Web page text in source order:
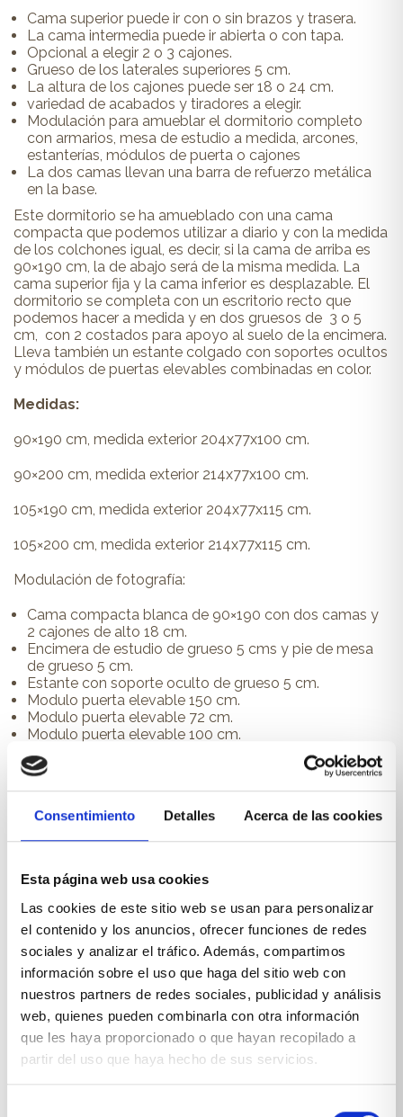
Consentimiento Detalles Acerca de las cookies
Esta página web usa cookies
Las cookies de este sitio web se usan para personalizar
el contenido y los anuncios, ofrecer funciones de redes
sociales y analizar el tráfico. Además, compartimos
información sobre el uso que haga del sitio web con
nuestros partners de redes sociales, publicidad y análisis
web, quienes pueden combinarla con otra información
que les haya proporcionado o que hayan recopilado a
partir del uso que haya hecho de sus servicios.
Cama superior puede ir con o sin brazos y trasera.
La cama intermedia puede ir abierta o con tapa.
Opcional a elegir 2 o 3 cajones.
Grueso de los laterales superiores 5 cm.
La altura de los cajones puede ser 18 o 24 cm.
variedad de acabados y tiradores a elegir.
Modulación para amueblar el dormitorio completo
con armarios, mesa de estudio a medida, arcones,
estanterías, módulos de puerta o cajones
La dos camas llevan una barra de refuerzo metálica
en la base.
Este dormitorio se ha amueblado con una cama
compacta que podemos utilizar a diario y con la medida
de los colchones igual, es decir, si la cama de arriba es
90×190 cm, la de abajo será de la misma medida. La
cama superior fija y la cama inferior es desplazable. El
dormitorio se completa con un escritorio recto que
podemos hacer a medida y en dos gruesos de 3 o 5
cm, con 2 costados para apoyo al suelo de la encimera.
Lleva también un estante colgado con soportes ocultos
y módulos de puertas elevables combinadas en color.
Medidas:
90×190 cm, medida exterior 204x77x100 cm.
90×200 cm, medida exterior 214x77x100 cm.
105×190 cm, medida exterior 204x77x115 cm.
105×200 cm, medida exterior 214x77x115 cm.
Modulación de fotografía:
Cama compacta blanca de 90×190 con dos camas y
2 cajones de alto 18 cm.
Encimera de estudio de grueso 5 cms y pie de mesa
de grueso 5 cm.
Estante con soporte oculto de grueso 5 cm.
Modulo puerta elevable 150 cm.
Modulo puerta elevable 72 cm.
Modulo puerta elevable 100 cm.
Colores utilizados en la composición:
Blanco, capri y turquesa
Vulcano, blanco, humo, rosa, fucsia, mandarina, rojo,
mostaza, capri, turquesa, celeste, veronese, oliva, arena
y tórtora.
0502
Perfecto para:
Dormitorio juvenil para dos.